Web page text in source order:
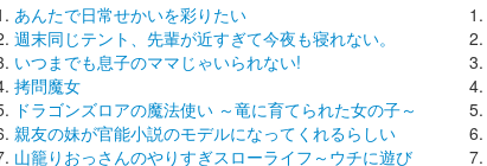
あんたで日常せかいを彩りたい
週末同じテント、先輩が近すぎて今夜も寝れない。
いつまでも息子のママじゃいられない!
拷問魔女
ドラゴンズロアの魔法使い ～竜に育てられた女の子～
親友の妹が官能小説のモデルになってくれるらしい
山籠りおっさんのやりすぎスローライフ～ウチに遊び